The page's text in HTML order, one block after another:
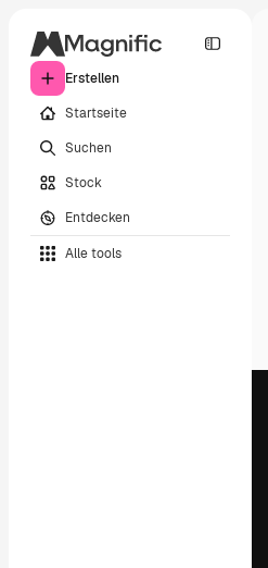
Erstellen
Startseite
Suchen
Stock
Entdecken
Alle tools